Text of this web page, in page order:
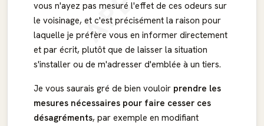
vous n'ayez pas mesuré l'effet de ces odeurs sur
le voisinage, et c'est précisément la raison pour
laquelle je préfère vous en informer directement
et par écrit, plutôt que de laisser la situation
s'installer ou de m'adresser d'emblée à un tiers.
Je vous saurais gré de bien vouloir prendre les
mesures nécessaires pour faire cesser ces
désagréments, par exemple en modifiant